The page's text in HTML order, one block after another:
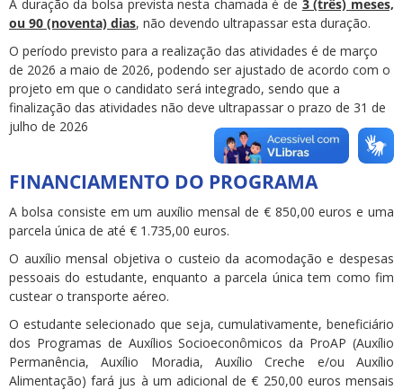
A duração da bolsa prevista nesta chamada é de 3 (três) meses,
ou 90 (noventa) dias, não devendo ultrapassar esta duração.
O período previsto para a realização das atividades é de março
de 2026 a maio de 2026, podendo ser ajustado de acordo com o
projeto em que o candidato será integrado, sendo que a
finalização das atividades não deve ultrapassar o prazo de 31 de
julho de 2026
FINANCIAMENTO DO PROGRAMA
A bolsa consiste em um auxílio mensal de € 850,00 euros e uma
parcela única de até € 1.735,00 euros.
O auxílio mensal objetiva o custeio da acomodação e despesas
pessoais do estudante, enquanto a parcela única tem como fim
custear o transporte aéreo.
O estudante selecionado que seja, cumulativamente, beneficiário
dos Programas de Auxílios Socioeconômicos da ProAP (Auxílio
Permanência, Auxílio Moradia, Auxílio Creche e/ou Auxílio
Alimentação) fará jus à um adicional de € 250,00 euros mensais